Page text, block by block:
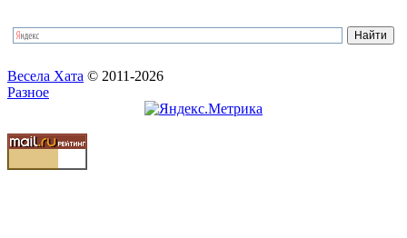
Весела Хата © 2011-2026
Разное